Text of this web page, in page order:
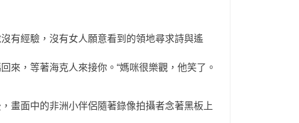
有經驗，沒有女人願意看到的領地尋求詩與遙
，等著海克人來接你。“媽咪很樂觀，他笑了。
面中的非洲小伴侶隨著錄像拍攝者念著黑板上